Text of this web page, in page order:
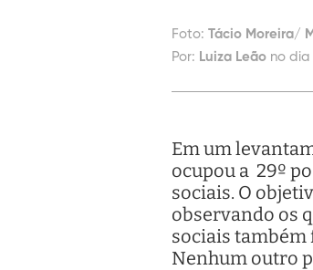
Foto: Tácio Moreira/
Por: Luiza Leão no dia
Em um
ocupou a 29º
sociais. O
observando os
sociais também
Nenhum outro